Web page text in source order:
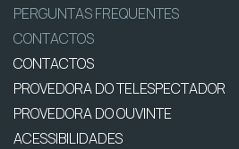
PERGUNTAS FREQUENTES
CONTACTOS
CONTACTOS
PROVEDORA DO TELESPECTADOR
PROVEDORA DO OUVINTE
ACESSIBILIDADES